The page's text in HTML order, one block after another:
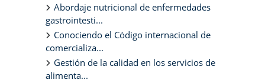
Abordaje nutricional de enfermedades
gastrointesti...
Conociendo el Código internacional de
comercializa...
Gestión de la calidad en los servicios de
alimenta...